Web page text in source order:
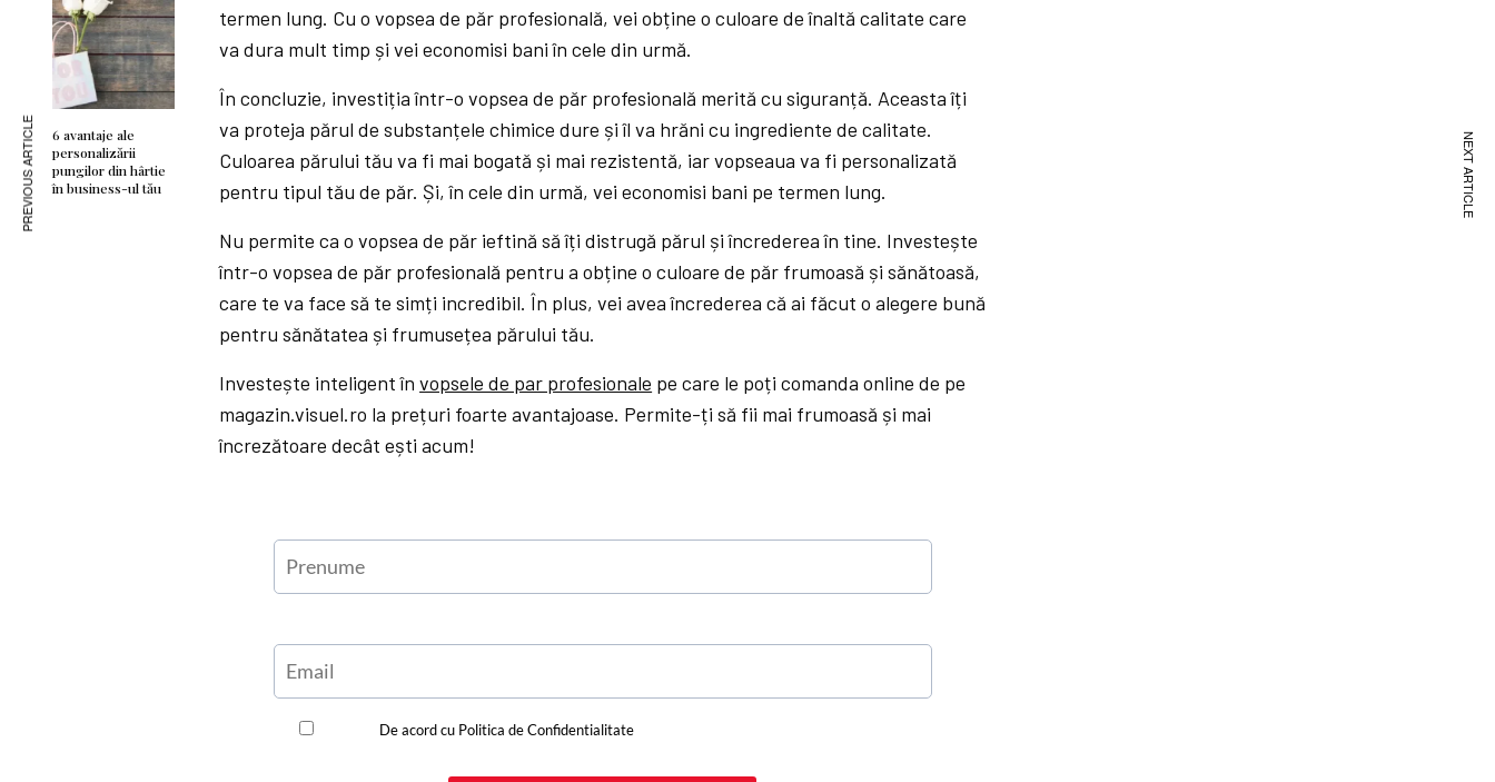
6 avantaje ale
personalizării
pungilor din hârtie
în business-ul tău
termen lung. Cu o vopsea de păr profesională, vei obține o culoare de înaltă calitate care
va dura mult timp și vei economisi bani în cele din urmă.
În concluzie, investiția într-o vopsea de păr profesională merită cu siguranță. Aceasta îți
va proteja părul de substanțele chimice dure și îl va hrăni cu ingrediente de calitate.
Culoarea părului tău va fi mai bogată și mai rezistentă, iar vopseaua va fi personalizată
pentru tipul tău de păr. Și, în cele din urmă, vei economisi bani pe termen lung.
Nu permite ca o vopsea de păr ieftină să îți distrugă părul și încrederea în tine. Investește
într-o vopsea de păr profesională pentru a obține o culoare de păr frumoasă și sănătoasă,
care te va face să te simți incredibil. În plus, vei avea încrederea că ai făcut o alegere bună
pentru sănătatea și frumusețea părului tău.
Investește inteligent învopsele de par profesionale pe care le poți comanda online de pe
magazin.visuel.ro la prețuri foarte avantajoase. Permite-ți să fii mai frumoasă și mai
încrezătoare decât ești acum!
PREVIOUS ARTICLE NEXT ARTICLE